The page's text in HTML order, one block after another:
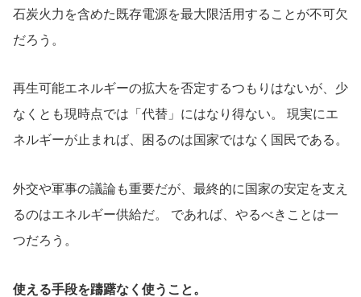
石炭火力を含めた既存電源を最大限活用することが不可欠
だろう。
再生可能エネルギーの拡大を否定するつもりはないが、少
なくとも現時点では「代替」にはなり得ない。 現実にエ
ネルギーが止まれば、困るのは国家ではなく国民である。
外交や軍事の議論も重要だが、最終的に国家の安定を支え
るのはエネルギー供給だ。 であれば、やるべきことは一
つだろう。
使える手段を躊躇なく使うこと。